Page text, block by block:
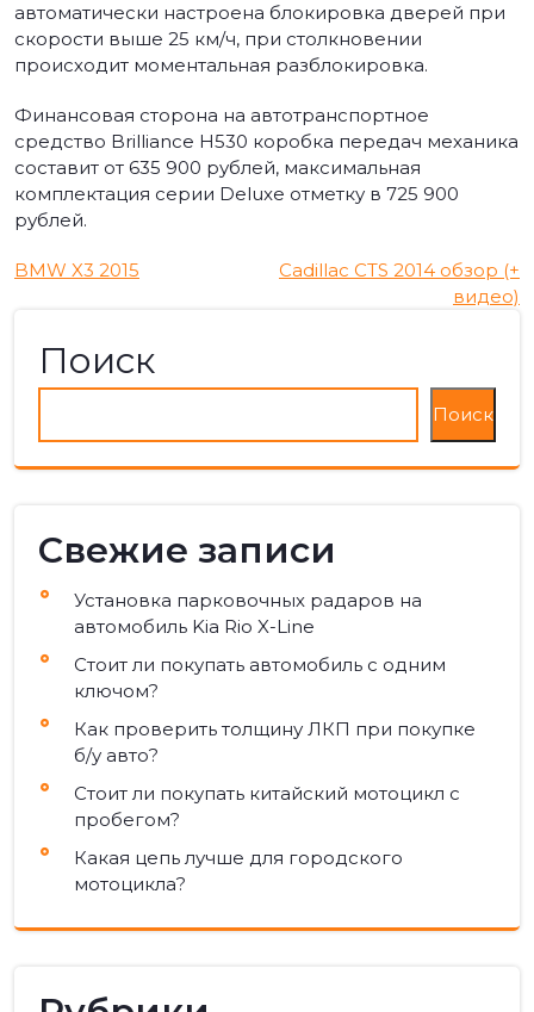
автоматически настроена блокировка дверей при
скорости выше 25 км/ч, при столкновении
происходит моментальная разблокировка.
Финансовая сторона на автотранспортное
средство Brilliance Н530 коробка передач механика
составит от 635 900 рублей, максимальная
комплектация серии Deluxe отметку в 725 900
рублей.
Навигация
записям
BMW X3 2015
Cadillac CTS 2014 обзор (+
видео)
Поиск
Поиск
Свежие записи
Установка парковочных радаров на
автомобиль Kia Rio X-Line
Стоит ли покупать автомобиль с одним
ключом?
Как проверить толщину ЛКП при покупке
б/у авто?
Стоит ли покупать китайский мотоцикл с
пробегом?
Какая цепь лучше для городского
мотоцикла?